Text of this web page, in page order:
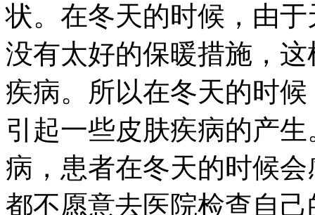
状。在冬天的时候，由
没有太好的保暖措施，
疾病。所以在冬天的时
引起一些皮肤疾病的产
病，患者在冬天的时候
都不愿意去医院检查自